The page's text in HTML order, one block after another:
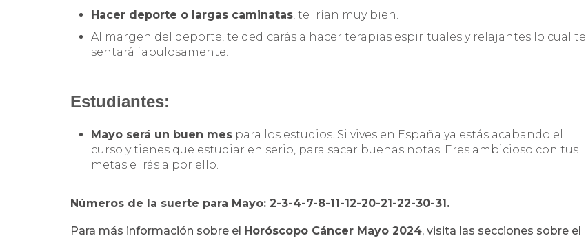
Hacer deporte o largas caminatas, te irían muy bien.
Al margen del deporte, te dedicarás a hacer terapias espirituales y relajantes lo cual te
sentará fabulosamente.
Estudiantes:
Mayo será un buen mes para los estudios. Si vives en España ya estás acabando el
curso y tienes que estudiar en serio, para sacar buenas notas. Eres ambicioso con tus
metas e irás a por ello.
Números de la suerte para Mayo: 2-3-4-7-8-11-12-20-21-22-30-31.
Para más información sobre el Horóscopo Cáncer Mayo 2024, visita las secciones sobre el